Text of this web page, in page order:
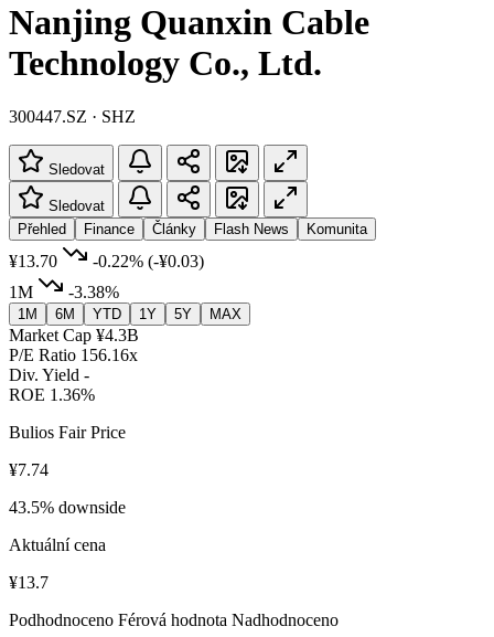
Nanjing Quanxin Cable
Technology Co., Ltd.
300447.SZ · SHZ
Sledovat
Sledovat
Přehled
Finance Články Flash News Komunita
¥13.70 -0.22% (-¥0.03)
1M
-3.38%
1M 6M YTD 1Y 5Y MAX
Market Cap ¥4.3B
P/E Ratio 156.16x
Div. Yield -
ROE 1.36%
Bulios Fair Price
¥7.74
43.5% downside
Aktuální cena
¥13.7
Podhodnoceno Férová hodnota Nadhodnoceno